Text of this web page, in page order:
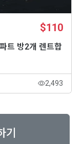
$110
트 방2개 렌트합
2,493
기